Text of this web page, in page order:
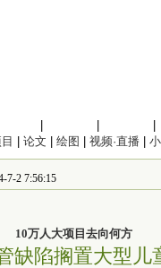
论文 绘图 视频·直播
7-2 7:56:15
10万人大项目去向何方
缺陷搁置大型儿